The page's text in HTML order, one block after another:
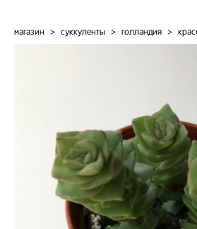
магазин > суккуленты > голландия >